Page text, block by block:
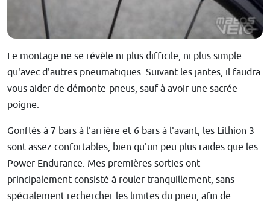
Le montage ne se révèle ni plus difficile, ni plus simple
qu'avec d'autres pneumatiques. Suivant les jantes, il faudra
vous aider de démonte-pneus, sauf à avoir une sacrée
poigne.
Gonflés à 7 bars à l'arrière et 6 bars à l'avant, les Lithion 3
sont assez confortables, bien qu'un peu plus raides que les
Power Endurance. Mes premières sorties ont
principalement consisté à rouler tranquillement, sans
spécialement rechercher les limites du pneu, afin de